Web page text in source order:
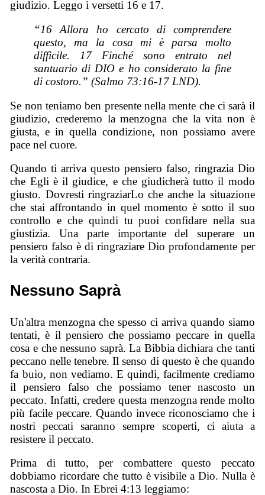
giudizio. Leggo i versetti 16 e 17.
“16 Allora ho cercato di comprendere
questo, ma la cosa mi è parsa molto
difficile. 17 Finché sono entrato nel
santuario di DIO e ho considerato la fine
di costoro.” (Salmo 73:16-17 LND).
Se non teniamo ben presente nella mente che ci sarà il
giudizio, crederemo la menzogna che la vita non è
giusta, e in quella condizione, non possiamo avere
pace nel cuore.
Quando ti arriva questo pensiero falso, ringrazia Dio
che Egli è il giudice, e che giudicherà tutto il modo
giusto. Dovresti ringraziarLo che anche la situazione
che stai affrontando in quel momento è sotto il suo
controllo e che quindi tu puoi confidare nella sua
giustizia. Una parte importante del superare un
pensiero falso è di ringraziare Dio profondamente per
la verità contraria.
Nessuno Saprà
Un'altra menzogna che spesso ci arriva quando siamo
tentati, è il pensiero che possiamo peccare in quella
cosa e che nessuno saprà. La Bibbia dichiara che tanti
peccano nelle tenebre. Il senso di questo è che quando
fa buio, non vediamo. E quindi, facilmente crediamo
il pensiero falso che possiamo tener nascosto un
peccato. Infatti, credere questa menzogna rende molto
più facile peccare. Quando invece riconosciamo che i
nostri peccati saranno sempre scoperti, ci aiuta a
resistere il peccato.
Prima di tutto, per combattere questo peccato
dobbiamo ricordare che tutto è visibile a Dio. Nulla è
nascosta a Dio. In Ebrei 4:13 leggiamo: